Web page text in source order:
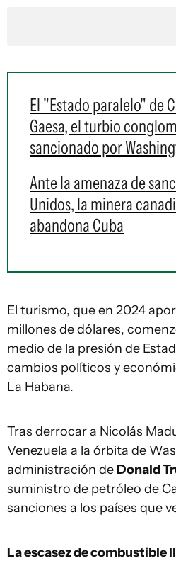
El "Estado paralelo" de
Gaesa, el turbio
sancionado por
Ante la amenaza de
Unidos, la minera
abandona Cuba
El turismo, que en 2024
millones de dólares,
medio de la presión de
cambios políticos y
La Habana.
Tras derrocar a Nicolás
Venezuela a la órbita de
administración de Donald
suministro de petróleo de
sanciones a los países que
La escasez de combustible